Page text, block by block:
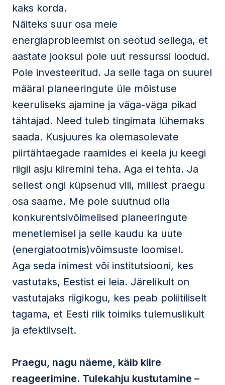
kaks korda.
Näiteks suur osa meie
energiaprobleemist on seotud sellega, et
aastate jooksul pole uut ressurssi loodud.
Pole investeeritud. Ja selle taga on suurel
määral planeeringute üle mõistuse
keeruliseks ajamine ja väga-väga pikad
tähtajad. Need tuleb tingimata lühemaks
saada. Kusjuures ka olemasolevate
piirtähtaegade raamides ei keela ju keegi
riigil asju kiiremini teha. Aga ei tehta. Ja
sellest ongi küpsenud vili, millest praegu
osa saame. Me pole suutnud olla
konkurentsivõimelised planeeringute
menetlemisel ja selle kaudu ka uute
(energiatootmis)võimsuste loomisel.
Aga seda inimest või institutsiooni, kes
vastutaks, Eestist ei leia. Järelikult on
vastutajaks riigikogu, kes peab poliitiliselt
tagama, et Eesti riik toimiks tulemuslikult
ja efektiivselt.
Praegu, nagu näeme, käib kiire
reageerimine. Tulekahju kustutamine –